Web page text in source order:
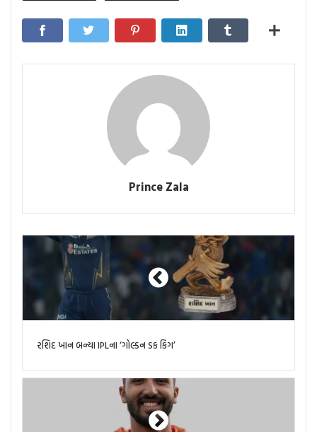
Prince Zala
રશિદ ખાન બન્યા IPLના ‘ગોલ્ડન ડક કિંગ’